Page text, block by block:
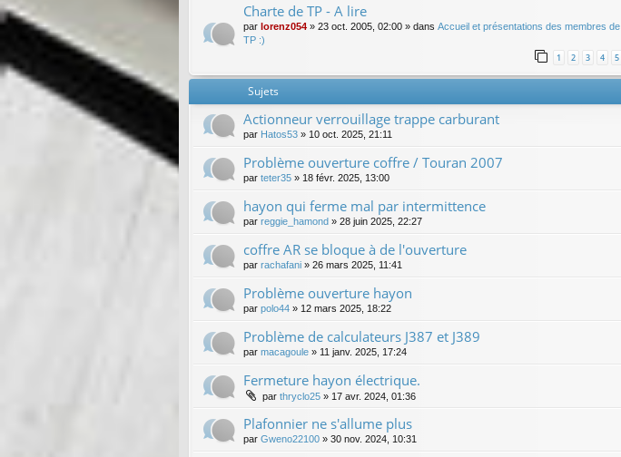
Charte de TP - A lire
par lorenz054 » 23 oct. 2005, 02:00 » dans Accueil et présentations des membres de
TP :)
1 2 3 4 5
Sujets
Actionneur verrouillage trappe carburant
par Hatos53 » 10 oct. 2025, 21:11
Problème ouverture coffre / Touran 2007
par teter35 » 18 févr. 2025, 13:00
hayon qui ferme mal par intermittence
par reggie_hamond » 28 juin 2025, 22:27
coffre AR se bloque à de l'ouverture
par rachafani » 26 mars 2025, 11:41
Problème ouverture hayon
par polo44 » 12 mars 2025, 18:22
Problème de calculateurs J387 et J389
par macagoule » 11 janv. 2025, 17:24
Fermeture hayon électrique.
par thryclo25 » 17 avr. 2024, 01:36
Plafonnier ne s'allume plus
par Gweno22100 » 30 nov. 2024, 10:31